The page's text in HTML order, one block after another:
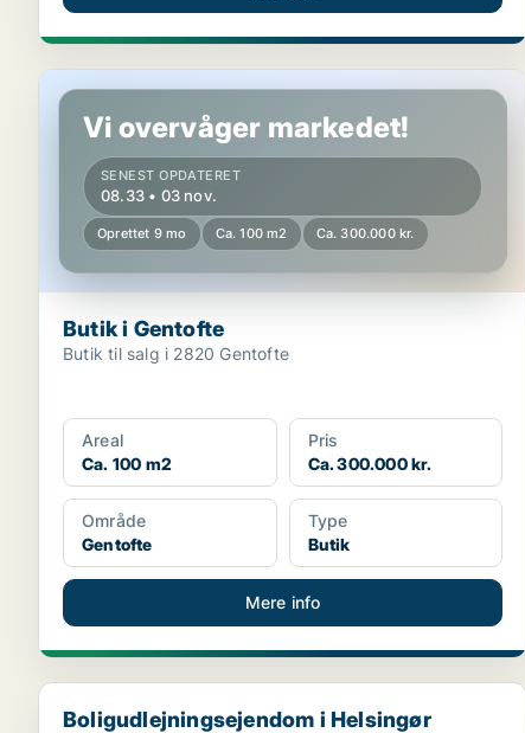
Butik i Gentofte
Vi overvåger markedet!
SENEST OPDATERET
08.33 • 03 nov.
Oprettet 9 mo Ca. 100 m2 Ca. 300.000 kr.
Butik i Gentofte
Butik til salg i 2820 Gentofte
Areal
Ca. 100 m2
Pris
Ca. 300.000 kr.
Område
Gentofte
Type
Butik
Mere info
Boligudlejningsejendom i Helsingør
Boligudlejningsejendom i Helsingør